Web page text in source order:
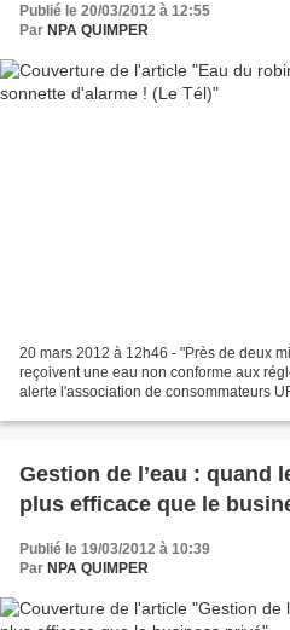
Publié le 20/03/2012 à 12:55
Par NPA QUIMPER
20 mars 2012 à 12h46 - "Près de deux
reçoivent une eau non conforme aux
alerte l'association de consommateurs
Gestion de l’eau : quand
plus efficace que le
Publié le 19/03/2012 à 10:39
Par NPA QUIMPER